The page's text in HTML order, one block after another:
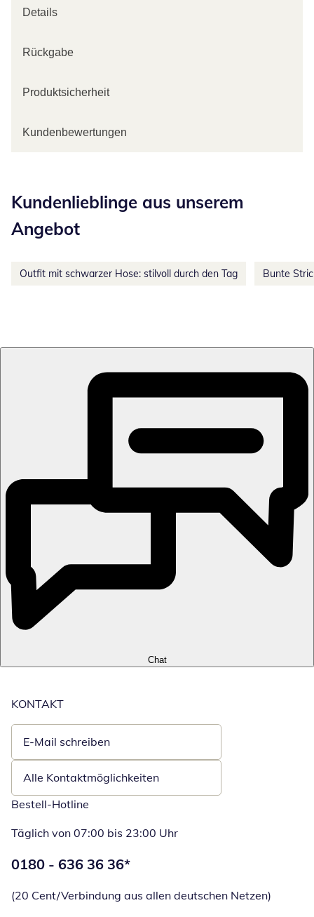
Details
Rückgabe
Produktsicherheit
Kundenbewertungen
Kundenlieblinge aus unserem
Angebot
Outfit mit schwarzer Hose: stilvoll durch den Tag Bunte
Chat
KONTAKT
E-Mail schreiben
Öffnet E-Mail-Client
Alle Kontaktmöglichkeiten
Bestell-Hotline
Täglich von 07:00 bis 23:00 Uhr
Telefonnummer:
0180 - 636 36 36*
(20 Cent/Verbindung aus allen deutschen Netzen)